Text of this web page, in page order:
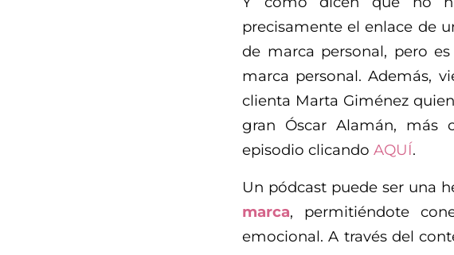
precisamente el enlace de
de marca personal, pero
marca personal. Además,
clienta Marta Giménez
gran Óscar Alamán, más
episodio clicando AQUÍ.
Un pódcast puede ser una
marca, permitiéndote
emocional. A través del